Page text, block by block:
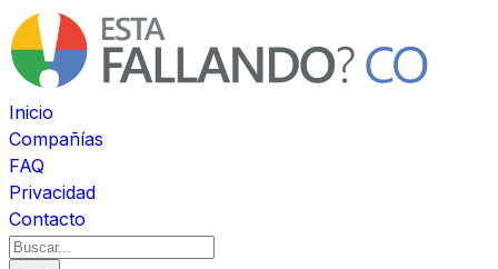
Inicio
Compañías
FAQ
Privacidad
Contacto